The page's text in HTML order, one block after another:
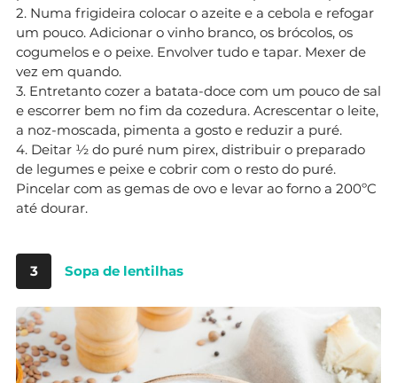
2. Numa frigideira colocar o azeite e a cebola e refogar
um pouco. Adicionar o vinho branco, os brócolos, os
cogumelos e o peixe. Envolver tudo e tapar. Mexer de
vez em quando.
3. Entretanto cozer a batata-doce com um pouco de sal
e escorrer bem no fim da cozedura. Acrescentar o leite,
a noz-moscada, pimenta a gosto e reduzir a puré.
4. Deitar ½ do puré num pirex, distribuir o preparado
de legumes e peixe e cobrir com o resto do puré.
Pincelar com as gemas de ovo e levar ao forno a 200ºC
até dourar.
3 Sopa de lentilhas